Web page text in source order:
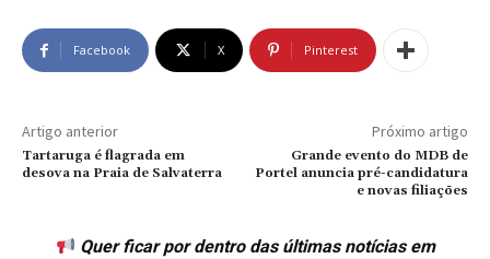
Facebook X Pinterest
Artigo anterior
Tartaruga é flagrada em
desova na Praia de Salvaterra
Próximo artigo
Grande evento do MDB de
Portel anuncia pré-candidatura
e novas filiações
Quer ficar por dentro das últimas notícias em